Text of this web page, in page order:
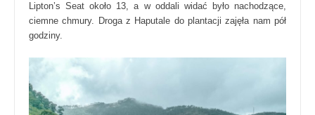
Lipton’s Seat około 13, a w oddali widać było nachodzące,
ciemne chmury. Droga z Haputale do plantacji zajęła nam pół
godziny.